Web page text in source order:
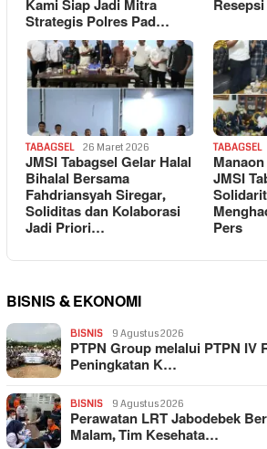
Kami Siap Jadi Mitra
Strategis Polres Pad…
TABAGSEL 26 Maret 2026
JMSI Tabagsel Gelar Halal
Bihalal Bersama
Fahdriansyah Siregar,
Soliditas dan Kolaborasi
Jadi Priori…
TABAGSEL
JMSI
Pers
BISNIS & EKONOMI
BISNIS 9 Agustus 2026
PTPN Group melalui PTPN IV
Peningkatan K…
BISNIS 9 Agustus 2026
Perawatan LRT Jabodebek
Malam, Tim Kesehata…